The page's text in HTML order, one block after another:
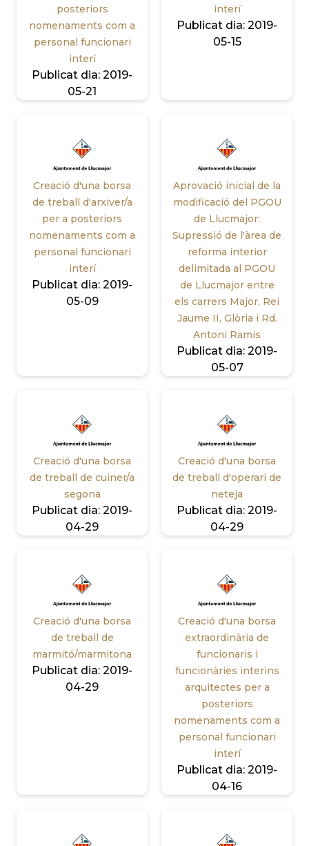
posteriors
nomenaments com a
personal funcionari
interí
Publicat dia: 2019-
05-21
interí
Publicat dia: 2019-
05-15
Creació d'una borsa
de treball d'arxiver/a
per a posteriors
nomenaments com a
personal funcionari
interí
Publicat dia: 2019-
05-09
Aprovació inicial de la
modificació del PGOU
de Llucmajor:
Supressió de l'àrea de
reforma interior
delimitada al PGOU
de Llucmajor entre
els carrers Major, Rei
Jaume II, Glòria i Rd.
Antoni Ramis
Publicat dia: 2019-
05-07
Creació d'una borsa
de treball de cuiner/a
segona
Publicat dia: 2019-
04-29
Creació d'una borsa
de treball d'operari de
neteja
Publicat dia: 2019-
04-29
Creació d'una borsa
de treball de
marmitó/marmitona
Publicat dia: 2019-
04-29
Creació d'una borsa
extraordinària de
funcionaris i
funcionàries interins
arquitectes per a
posteriors
nomenaments com a
personal funcionari
interí
Publicat dia: 2019-
04-16